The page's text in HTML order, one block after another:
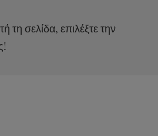
τη σελίδα, επιλέξτε την